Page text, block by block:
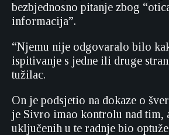
bezbjednosno pitanje zbog
informacija”.
“Njemu nije odgovaralo bilo
ispitivanje s jedne ili druge
tužilac.
On je podsjetio na dokaze o
je Sivro imao kontrolu nad tim,
uključenih u te radnje bio